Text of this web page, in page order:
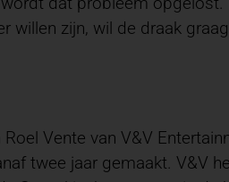
willen zijn, wil de draak
Vente van V&V
twee jaar gemaakt. V&V